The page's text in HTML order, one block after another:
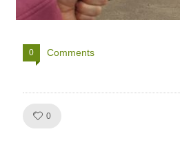
0 Comments
0